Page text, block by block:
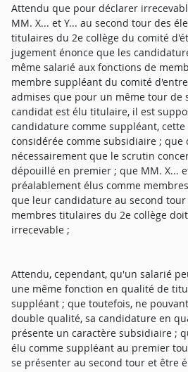
Attendu que pour déclarer
MM. X... et Y... au second tour des
titulaires du 2e collège du comité
jugement énonce que les
même salarié aux fonctions de
membre suppléant du comité
admises que pour un même tour de
candidat est élu titulaire, il est
candidature comme suppléant,
considérée comme subsidiaire ;
nécessairement que le scrutin
dépouillé en premier ; que MM. X...
préalablement élus comme
que leur candidature au second tour
membres titulaires du 2e collège
irrecevable ;
Attendu, cependant, qu'un salarié
une même fonction en qualité de
suppléant ; que toutefois, ne
double qualité, sa candidature en
présente un caractère subsidiaire ;
élu comme suppléant au premier
se présenter au second tour et être